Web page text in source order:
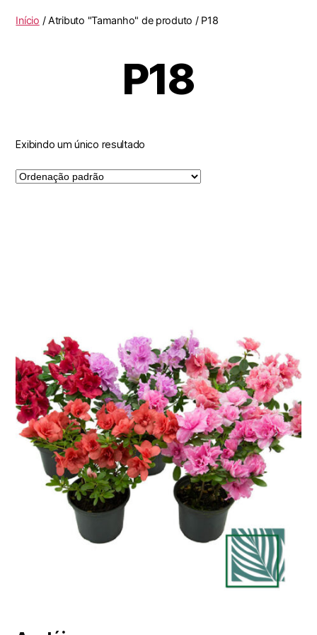
Início / Atributo "Tamanho" de produto / P18
P18
Exibindo um único resultado